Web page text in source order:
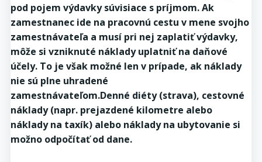
pod pojem výdavky súvisiace s príjmom. Ak
zamestnanec ide na pracovnú cestu v mene svojho
zamestnávateľa a musí pri nej zaplatiť výdavky,
môže si vzniknuté náklady uplatniť na daňové
účely. To je však možné len v prípade, ak náklady
nie sú plne uhradené
zamestnávateľom.Denné diéty (strava), cestovné
náklady (napr. prejazdené kilometre alebo
náklady na taxík) alebo náklady na ubytovanie si
možno odpočítať od dane.